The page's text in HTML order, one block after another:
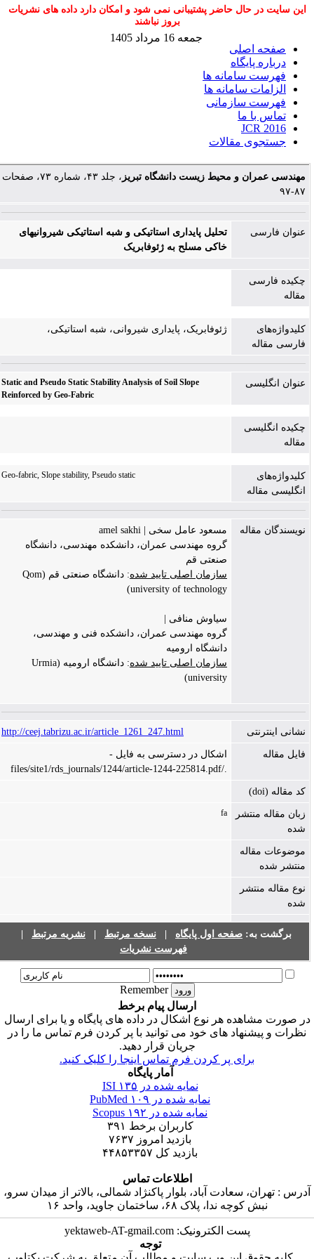
این سایت در حال حاضر پشتیبانی نمی شود و امکان دارد داده های نشریات
بروز نباشند
صفحه اصلی
درباره پایگاه
فهرست سامانه ها
الزامات سامانه ها
فهرست سازمانی
تماس با ما
JCR 2016
جستجوی مقالات
جمعه 16 مرداد 1405
مهندسی عمران و محیط زیست دانشگاه تبریز
، جلد ۴۳، شماره ۷۳، صفحات
۸۷-۹۷
عنوان فارسی
تحلیل پایداری استاتیکی و شبه استاتیکی شیروانی‏های
خاکی مسلح به ژئوفابریک
چکیده فارسی
مقاله
کلیدواژه‌های
فارسی مقاله
ژئوفابریک، پایداری شیروانی، شبه استاتیکی،
عنوان انگلیسی
Static and Pseudo Static Stability Analysis of Soil Slope
Reinforced by Geo-Fabric
چکیده انگلیسی
مقاله
کلیدواژه‌های
انگلیسی مقاله
Geo-fabric, Slope stability, Pseudo static
نویسندگان مقاله
مسعود عامل سخی | amel sakhi
گروه مهندسی عمران، دانشکده مهندسی، دانشگاه
صنعتی قم
سازمان اصلی تایید شده
: دانشگاه صنعتی قم (Qom
university of technology)
سیاوش منافی |
گروه مهندسی عمران، دانشکده فنی و مهندسی،
دانشگاه ارومیه
سازمان اصلی تایید شده
: دانشگاه ارومیه (Urmia
university)
نشانی اینترنتی http://ceej.tabrizu.ac.ir/article_1261_247.html
فایل مقاله
اشکال در دسترسی به فایل -
کد مقاله (doi)
زبان مقاله منتشر
شده
موضوعات مقاله
منتشر شده
نوع مقاله منتشر
شده
برگشت به:صفحه اول پایگاه| نسخه مرتبط| نشریه مرتبط|
فهرست نشریات
Remember
ارسال پیام برخط
صورت مشاهده هر نوع اشکال در داده های پایگاه و یا برای ارسال
نظرات و پیشنهاد های خود می توانید با پر کردن فرم تماس ما را در
جریان قرار دهید.
برای پر کردن فرم تماس اینجا را کلیک کنید.
آمار پایگاه
نمایه شده در ISI۱۳۵
نمایه شده در PubMed۱۰۹
نمایه شده در Scopus۱۹۲
کاربران برخط۳۹۱
بازدید امروز۷۶۳۷
بازدید کل ۴۴۸۵۳۳۵۷
اطلاعات تماس
: تهران، سعادت آباد، بلوار پاکنژاد شمالی، بالاتر از میدان سرو،
نبش کوچه ندا، پلاک ۶۸، ساختمان جاوید، واحد ۱۶
پست الکترونیک: yektaweb-AT-gmail.com
توجه